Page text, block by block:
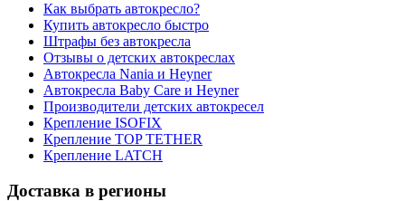
Как выбрать автокресло?
Купить автокресло быстро
Штрафы без автокресла
Отзывы о детских автокреслах
Автокресла Nania и Heyner
Автокресла Baby Care и Heyner
Производители детских автокресел
Крепление ISOFIX
Крепление TOP TETHER
Крепление LATCH
Доставка в регионы